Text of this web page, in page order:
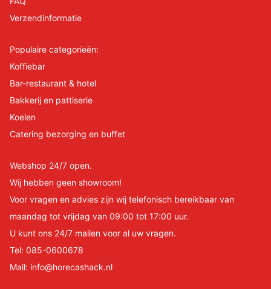
Verzendinformatie
Populaire categorieën:
Koffiebar
Bar-restaurant & hotel
Bakkerij en pattiserie
Koelen
Catering bezorging en buffet
Webshop 24/7 open.
Wij hebben geen showroom!
Voor vragen en advies zijn wij telefonisch bereikbaar van
maandag tot vrijdag van 09:00 tot 17:00 uur.
U kunt ons 24/7 mailen voor al uw vragen.
Tel: 085-0600678
Mail: info@horecashack.nl